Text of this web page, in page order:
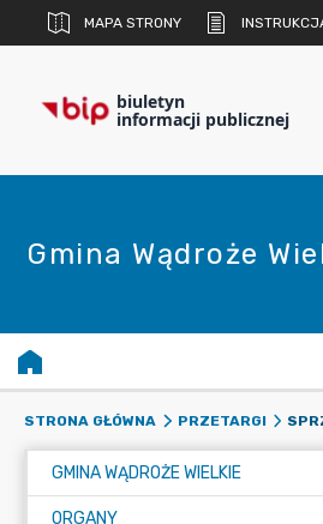
MAPA STRONY
biuletyn
informacji publicznej
Gmina Wądroże
STRONA GŁÓWNA PRZETARGI
GMINA WĄDROŻE WIELKIE
ORGANY